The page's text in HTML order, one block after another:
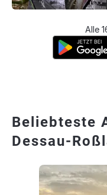
Alle
Beliebteste
Dessau-